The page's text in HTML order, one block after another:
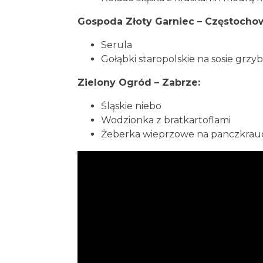
Gospoda Złoty Garniec –
Serula
Gołąbki staropolskie na sosie
Zielony Ogród – Zabrze:
Śląskie niebo
Wodzionka z bratkartoflami
Żeberka wieprzowe na